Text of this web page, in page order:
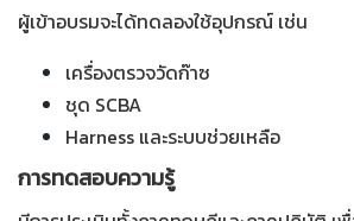
ผู้เข้าอบรมจะได้ทดลองใช้อุปกรณ์ เช่น
เครื่องตรวจวัดก๊าซ
ชุด SCBA
Harness และระบบช่วยเหลือ
การทดสอบความรู้